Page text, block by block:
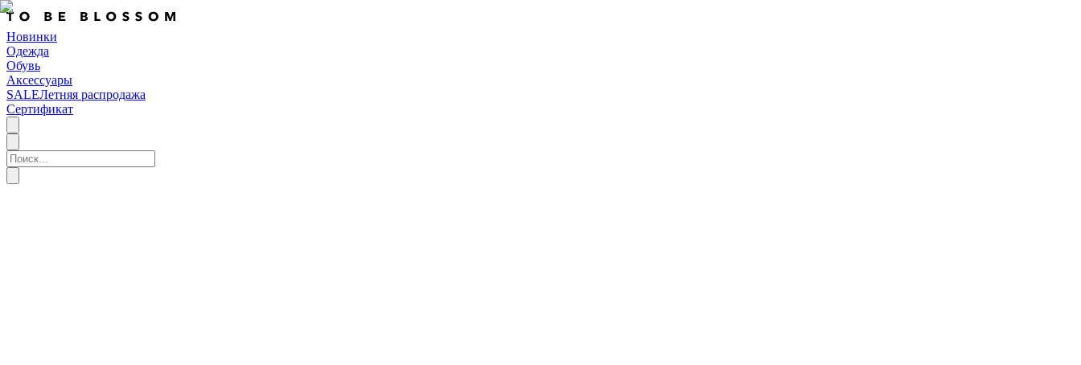
Новинки
Одежда
Обувь
Аксессуары
SALEЛетняя распродажа
Сертификат